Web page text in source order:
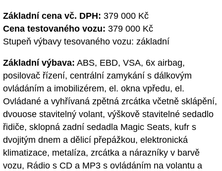
Základní cena vč. DPH: 379 000 Kč
Cena testovaného vozu: 379 000 Kč
Stupeň výbavy tesovaného vozu: základní
Základní výbava: ABS, EBD, VSA, 6x airbag,
posilovač řízení, centrální zamykání s dálkovým
ovládáním a imobilizérem, el. okna vpředu, el.
Ovládané a vyhřívaná zpětná zrcátka včetně sklápění,
dvouose stavitelný volant, výškově stavitelné sedadlo
řidiče, sklopná zadní sedadla Magic Seats, kufr s
dvojitým dnem a dělicí přepážkou, elektronická
klimatizace, metalíza, zrcátka a nárazníky v barvě
vozu, Rádio s CD a MP3 s ovládáním na volantu a